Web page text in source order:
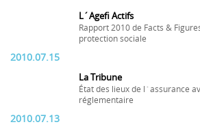
L´Agefi Actifs
Rapport 2010 de Facts &
protection sociale
2010.07.15
La Tribune
État des lieux de l´assurance
réglementaire
2010.07.13